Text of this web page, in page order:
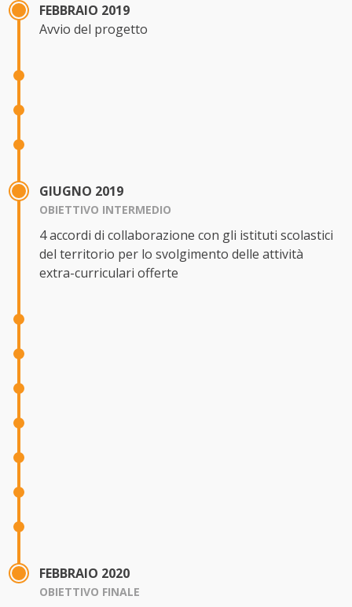
FEBBRAIO 2019
Avvio del progetto
GIUGNO 2019
OBIETTIVO INTERMEDIO
4 accordi di collaborazione con gli istituti scolastici
del territorio per lo svolgimento delle attività
extra-curriculari offerte
FEBBRAIO 2020
OBIETTIVO FINALE